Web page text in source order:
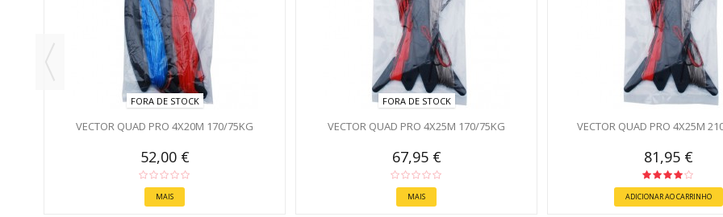
FORA DE STOCK
VECTOR QUAD PRO 4X20M 170/75KG
52,00 €
MAIS
FORA DE STOCK
VECTOR QUAD PRO 4X25M 170/75KG
67,95 €
MAIS
VECTOR QUAD PRO 4X25M
81,95 €
ADICIONAR AO CARRINHO